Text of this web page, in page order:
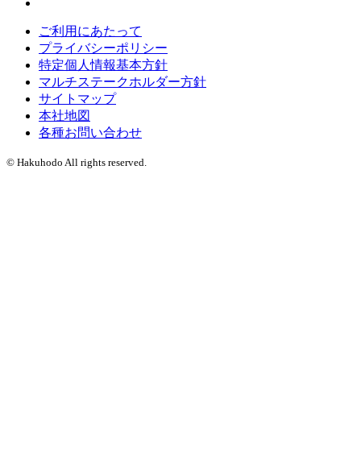
ご利用にあたって
プライバシーポリシー
特定個人情報基本方針
マルチステークホルダー方針
サイトマップ
本社地図
各種お問い合わせ
© Hakuhodo All rights reserved.